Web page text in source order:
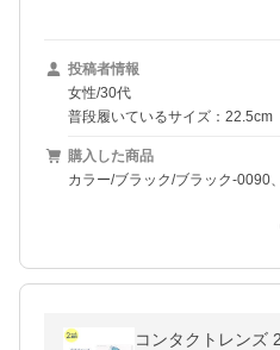
投稿者情報
女性/30代
普段履いているサイズ：22.5cm
購入した商品
カラー/ブラック/ブラック-0090
コンタクトレンズ